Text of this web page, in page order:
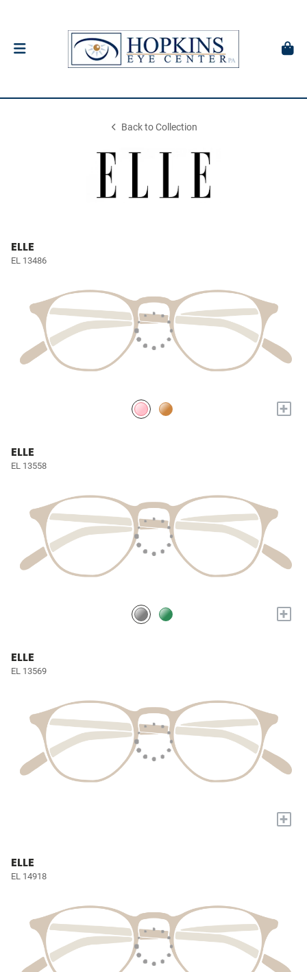
Back to Collection
ELLE
EL 13486
+
ELLE
EL 13558
+
ELLE
EL 13569
+
ELLE
EL 14918